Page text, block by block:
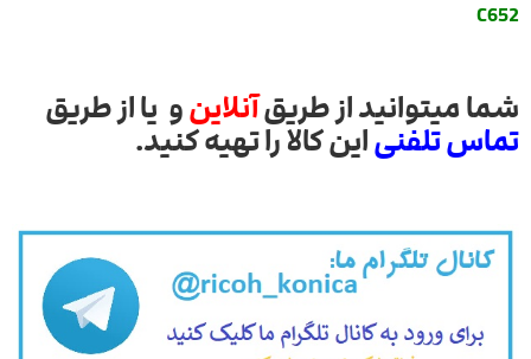
C652
شما میتوانید از طریقآنلاینو یا از طریق
تماس تلفنیاین کالا را تهیه کنید.